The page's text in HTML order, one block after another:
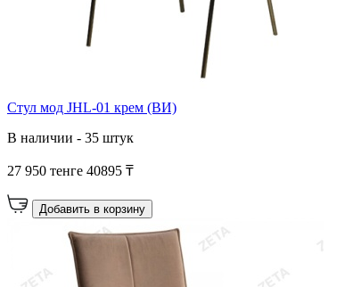
Стул мод JHL-01 крем (ВИ)
В наличии - 35 штук
27 950 тенге 40895 ₸
Добавить в корзину